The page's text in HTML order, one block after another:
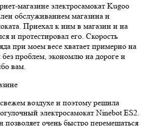
магазине электросамокат Kugoo
обслуживанием магазина и
Приехал к ним в магазин и на
и протестировал его. Скорость
при моем весе хватает примерно на
проблем, экономлю на дороге и
вам.
воздухе и поэтому решила
электросамокат Ninebot ES2.
позволяет очень быстро перемещаться